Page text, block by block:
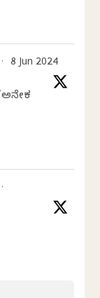
· 8 Jun 2024
·